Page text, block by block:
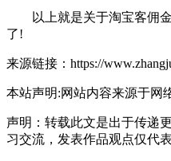
以上就是关于淘宝客佣金
了!
来源链接：https://
本站声明:网站内容来源于网
声明：转载此文是出于传递
习交流，发表作品观点仅代